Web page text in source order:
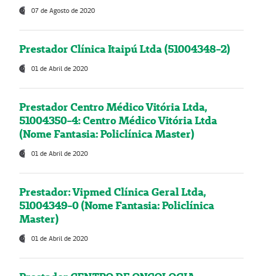
07 de Agosto de 2020
Prestador Clínica Itaipú Ltda (51004348-2)
01 de Abril de 2020
Prestador Centro Médico Vitória Ltda,
51004350-4: Centro Médico Vitória Ltda
(Nome Fantasia: Policlínica Master)
01 de Abril de 2020
Prestador: Vipmed Clínica Geral Ltda,
51004349-0 (Nome Fantasia: Policlínica
Master)
01 de Abril de 2020